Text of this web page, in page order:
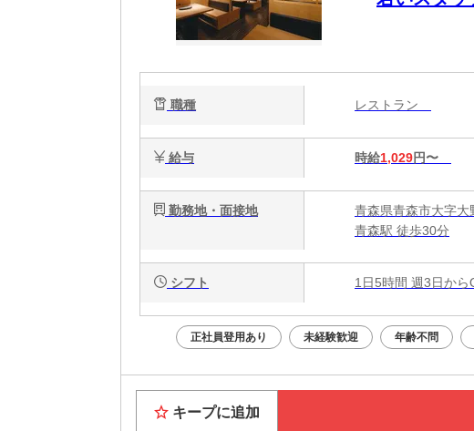
職種 レストラン
給与 時給1,029円〜
勤務地・面接地
青森県青森市大字
青森駅 徒歩30分
シフト 1日5時間 週3日から
正社員登用あり 未経験歓迎 年齢不問
キープに追加